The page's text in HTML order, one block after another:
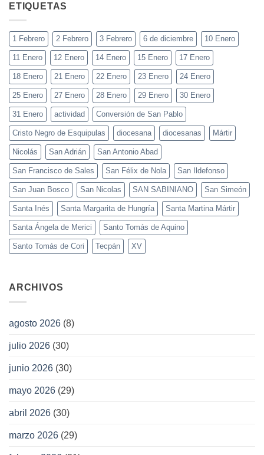
ETIQUETAS
1 Febrero 2 Febrero 3 Febrero 6 de diciembre 10 Enero
11 Enero 12 Enero 14 Enero 15 Enero 17 Enero
18 Enero 21 Enero 22 Enero 23 Enero 24 Enero
25 Enero 27 Enero 28 Enero 29 Enero 30 Enero
31 Enero actividad Conversión de San Pablo
Cristo Negro de Esquipulas diocesana diocesanas Mártir
Nicolás San Adrián San Antonio Abad
San Francisco de Sales San Félix de Nola San Ildefonso
San Juan Bosco San Nicolas SAN SABINIANO San Simeón
Santa Inés Santa Margarita de Hungría Santa Martina Mártir
Santa Ángela de Merici Santo Tomás de Aquino
Santo Tomás de Cori Tecpán XV
ARCHIVOS
agosto 2026 (8)
julio 2026 (30)
junio 2026 (30)
mayo 2026 (29)
abril 2026 (30)
marzo 2026 (29)